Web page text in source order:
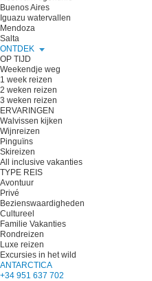
Buenos Aires
Iguazu watervallen
Mendoza
Salta
ONTDEK
OP TIJD
Weekendje weg
1 week reizen
2 weken reizen
3 weken reizen
ERVARINGEN
Walvissen kijken
Wijnreizen
Pinguïns
Skireizen
All inclusive vakanties
TYPE REIS
Avontuur
Privé
Bezienswaardigheden
Cultureel
Familie Vakanties
Rondreizen
Luxe reizen
Excursies in het wild
ANTARCTICA
+34 951 637 702